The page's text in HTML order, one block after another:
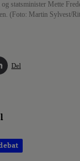
statsminister Mette
(Foto: Martin Sylvest/
Del